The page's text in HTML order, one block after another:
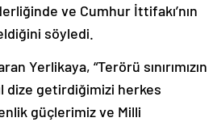
ve Cumhur İttifakı’nın
söyledi.
Yerlikaya, “Terörü sınırımızın
dize getirdiğimizi herkes
güçlerimiz ve Milli